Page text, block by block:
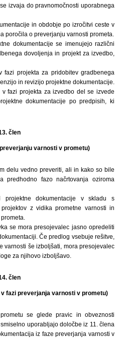
izvaja do pravnomočnosti uporabnega
in obdobje po izročitvi ceste v
poročila o preverjanju varnosti prometa.
dokumentacije se imenujejo različni
dovoljenja in projekt za izvedbo,
fazi projekta za pridobitev gradbenega
in revizijo projektne dokumentacije.
fazi projekta za izvedbo del se izvede
dokumentacije po predpisih, ki
člen
varnosti v prometu)
delu vedno preveriti, ali in kako so bile
predhodno fazo načrtovanja oziroma
projektne dokumentacije v skladu s
z vidika prometne varnosti in
se mora presojevalec jasno opredeliti
Če predlog vsebuje rešitve,
varnosti še izboljšati, mora presojevalec
za njihovo izboljšavo.
člen
fazi preverjanja varnosti v prometu)
se glede pravic in obveznosti
uporabljajo določbe iz 11. člena
iz faze preverjanja varnosti v